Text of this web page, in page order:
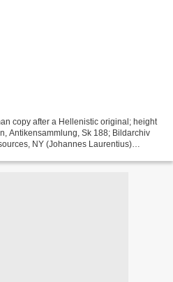
copy after a Hellenistic original; height
Antikensammlung, Sk 188; Bildarchiv
NY (Johannes Laurentius)